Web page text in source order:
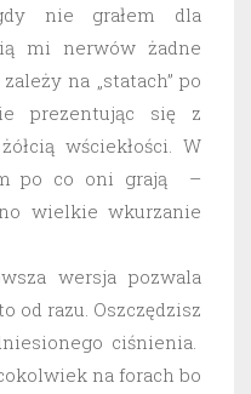
nie grałem dla
mi nerwów żadne
na „statach” po
prezentując się z
wściekłości. W
po co oni grają –
wielkie wkurzanie
wersja pozwala
od razu. Oszczędzisz
ciśnienia.
na forach bo